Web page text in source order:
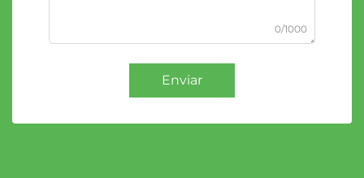
0/1000
Enviar